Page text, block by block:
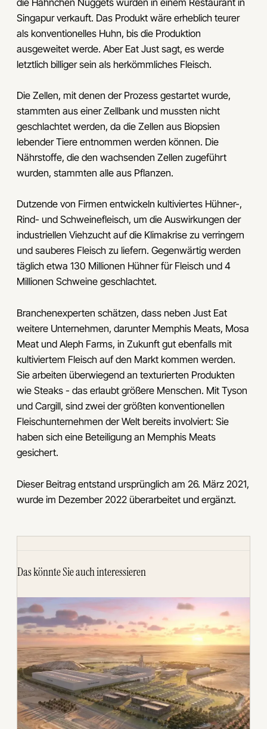
Singapur verkauft. Das Produkt wäre erheblich teurer
als konventionelles Huhn, bis die Produktion
ausgeweitet werde. Aber Eat Just sagt, es werde
letztlich billiger sein als herkömmliches Fleisch.
Die Zellen, mit denen der Prozess gestartet wurde,
stammten aus einer Zellbank und mussten nicht
geschlachtet werden, da die Zellen aus Biopsien
lebender Tiere entnommen werden können. Die
Nährstoffe, die den wachsenden Zellen zugeführt
wurden, stammten alle aus Pflanzen.
Dutzende von Firmen entwickeln kultiviertes Hühner-,
Rind- und Schweinefleisch, um die Auswirkungen der
industriellen Viehzucht auf die Klimakrise zu verringern
und sauberes Fleisch zu liefern. Gegenwärtig werden
täglich etwa 130 Millionen Hühner für Fleisch und 4
Millionen Schweine geschlachtet.
Branchenexperten schätzen, dass neben Just Eat
weitere Unternehmen, darunter Memphis Meats, Mosa
Meat und Aleph Farms, in Zukunft gut ebenfalls mit
kultiviertem Fleisch auf den Markt kommen werden.
Sie arbeiten überwiegend an texturierten Produkten
wie Steaks - das erlaubt größere Menschen. Mit Tyson
und Cargill, sind zwei der größten konventionellen
Fleischunternehmen der Welt bereits involviert: Sie
haben sich eine Beteiligung an Memphis Meats
gesichert.
Dieser Beitrag entstand ursprünglich am 26. März 2021,
wurde im Dezember 2022 überarbeitet und ergänzt.
Das könnte Sie auch interessieren